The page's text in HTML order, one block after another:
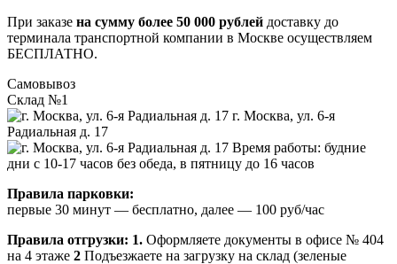
При заказе на сумму более 50 000 рублей доставку до
терминала транспортной компании в Москве осуществляем
БЕСПЛАТНО.
Самовывоз
Склад №1
г. Москва, ул. 6-я
Радиальная д. 17
Время работы: будние
дни с 10-17 часов без обеда, в пятницу до 16 часов
Правила парковки:
первые 30 минут — бесплатно, далее — 100 руб/час
Правила отгрузки: 1. Оформляете документы в офисе № 404
на 4 этаже 2 Подъезжаете на загрузку на склад (зеленые